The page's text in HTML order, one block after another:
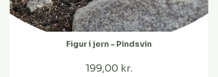
Figur i jern - Pindsvin
199,00 kr.